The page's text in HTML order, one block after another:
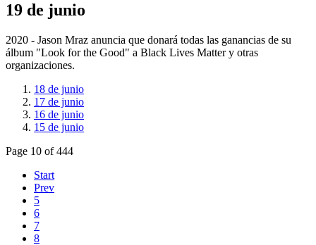
19 de junio
2020 - Jason Mraz anuncia que donará todas las ganancias de su
álbum "Look for the Good" a Black Lives Matter y otras
organizaciones.
18 de junio
17 de junio
16 de junio
15 de junio
Page 10 of 444
Start
Prev
5
6
7
8